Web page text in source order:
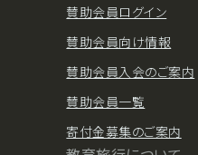
賛助会員ログイン
賛助会員向け情報
賛助会員入会のご案内
賛助会員一覧
寄付金募集のご案内